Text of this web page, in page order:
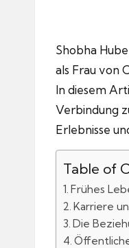
Shobha
als Frau von
In diesem
Verbindung
Erlebnisse
Table of
Frühes
Karriere
Die